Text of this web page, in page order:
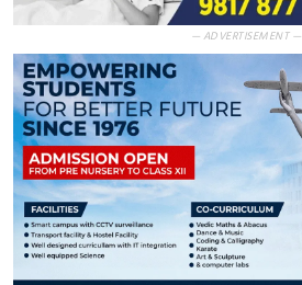
— ADVERTISEMENT —